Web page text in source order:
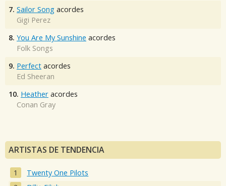
7. Sailor Song acordes
Gigi Perez
8. You Are My Sunshine acordes
Folk Songs
9. Perfect acordes
Ed Sheeran
10. Heather acordes
Conan Gray
ARTISTAS DE TENDENCIA
Twenty One Pilots